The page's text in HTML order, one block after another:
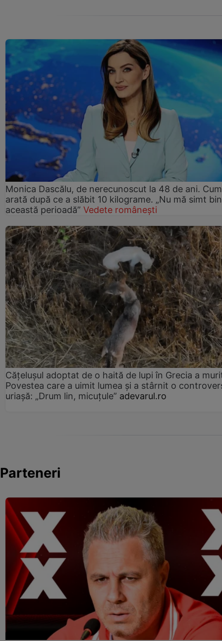
Monica Dascălu, de nerecunoscut la 48 de ani. Cum
arată după ce a slăbit 10 kilograme. „Nu mă simt
această perioadă” Vedete românești
Cățelușul adoptat de o haită de lupi în Grecia a
Povestea care a uimit lumea și a stârnit o
uriașă: „Drum lin, micuțule” adevarul.ro
Parteneri